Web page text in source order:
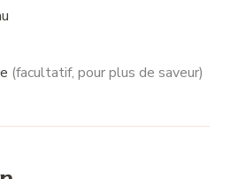
(facultatif, pour plus de saveur)